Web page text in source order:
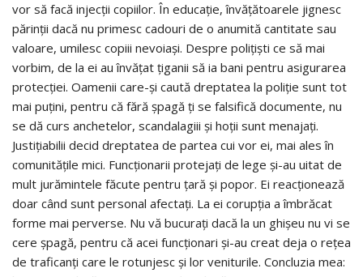
vor să facă injecţii copiilor. În educaţie, învăţătoarele jignesc
părinţii dacă nu primesc cadouri de o anumită cantitate sau
valoare, umilesc copiii nevoiaşi. Despre poliţişti ce să mai
vorbim, de la ei au învăţat ţiganii să ia bani pentru asigurarea
protecţiei. Oamenii care-şi caută dreptatea la poliţie sunt tot
mai puţini, pentru că fără şpagă ţi se falsifică documente, nu
se dă curs anchetelor, scandalagiii şi hoţii sunt menajaţi.
Justiţiabilii decid dreptatea de partea cui vor ei, mai ales în
comunităţile mici. Funcţionarii protejaţi de lege şi-au uitat de
mult jurămintele făcute pentru ţară şi popor. Ei reacţionează
doar când sunt personal afectaţi. La ei corupţia a îmbrăcat
forme mai perverse. Nu vă bucuraţi dacă la un ghişeu nu vi se
cere şpagă, pentru că acei funcţionari şi-au creat deja o reţea
de traficanţi care le rotunjesc şi lor veniturile. Concluzia mea: